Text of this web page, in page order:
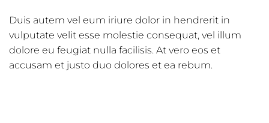
Duis autem vel eum iriure dolor in hendrerit in
vulputate velit esse molestie consequat, vel illum
dolore eu feugiat nulla facilisis. At vero eos et
accusam et justo duo dolores et ea rebum.